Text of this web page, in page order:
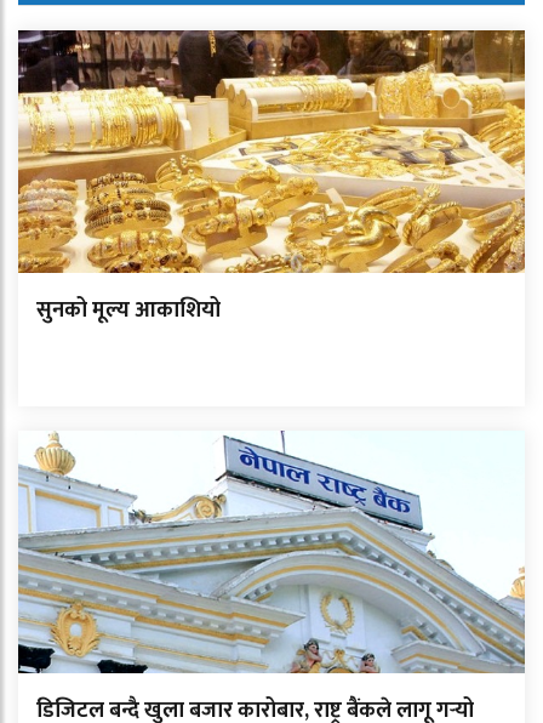
सुनको मूल्य आकाशियो
डिजिटल बन्दै खुला बजार कारोबार, राष्ट्र बैंकले लागू गर्‍यो